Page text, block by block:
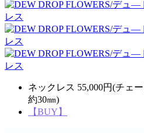
ネックレス 55,000円(チェ
約30㎜)
【BUY】